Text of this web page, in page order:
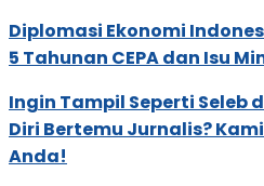
Diplomasi Ekonomi
5 Tahunan CEPA dan Isu
Ingin Tampil Seperti Seleb
Diri Bertemu Jurnalis?
Anda!